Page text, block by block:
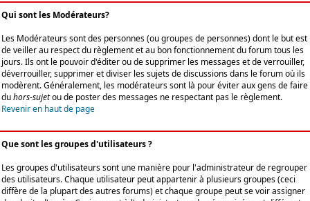
Qui sont les Modérateurs?
Les Modérateurs sont des personnes (ou groupes de personnes) dont le but est
de veiller au respect du règlement et au bon fonctionnement du forum tous les
jours. Ils ont le pouvoir d'éditer ou de supprimer les messages et de verrouiller,
déverrouiller, supprimer et diviser les sujets de discussions dans le forum où ils
modèrent. Généralement, les modérateurs sont là pour éviter aux gens de faire
duhors-sujetou de poster des messages ne respectant pas le règlement.
Revenir en haut de page
Que sont les groupes d'utilisateurs ?
Les groupes d'utilisateurs sont une manière pour l'administrateur de regrouper
des utilisateurs. Chaque utilisateur peut appartenir à plusieurs groupes (ceci
diffère de la plupart des autres forums) et chaque groupe peut se voir assigner